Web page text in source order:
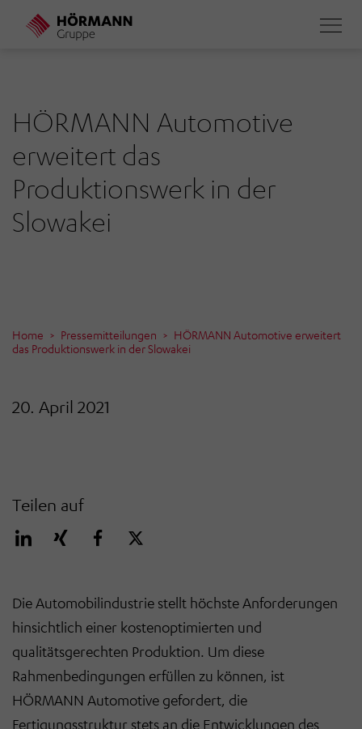
Direkt
HÖRMANN­ Automotive
erweitert das
Produktionswerk in der
Slowakei
Home Pressemitteilungen
HÖRMANN­ Automotive erweitert
das Produktionswerk in der Slowakei
20. April 2021
Teilen auf
Die Automobilindustrie stellt höchste Anforderungen
hinsichtlich einer kostenoptimierten und
qualitätsgerechten Produktion. Um diese
Rahmenbedingungen erfüllen zu können, ist
HÖRMANN Automotive gefordert, die
Fertigungsstruktur stets an die Entwicklungen des